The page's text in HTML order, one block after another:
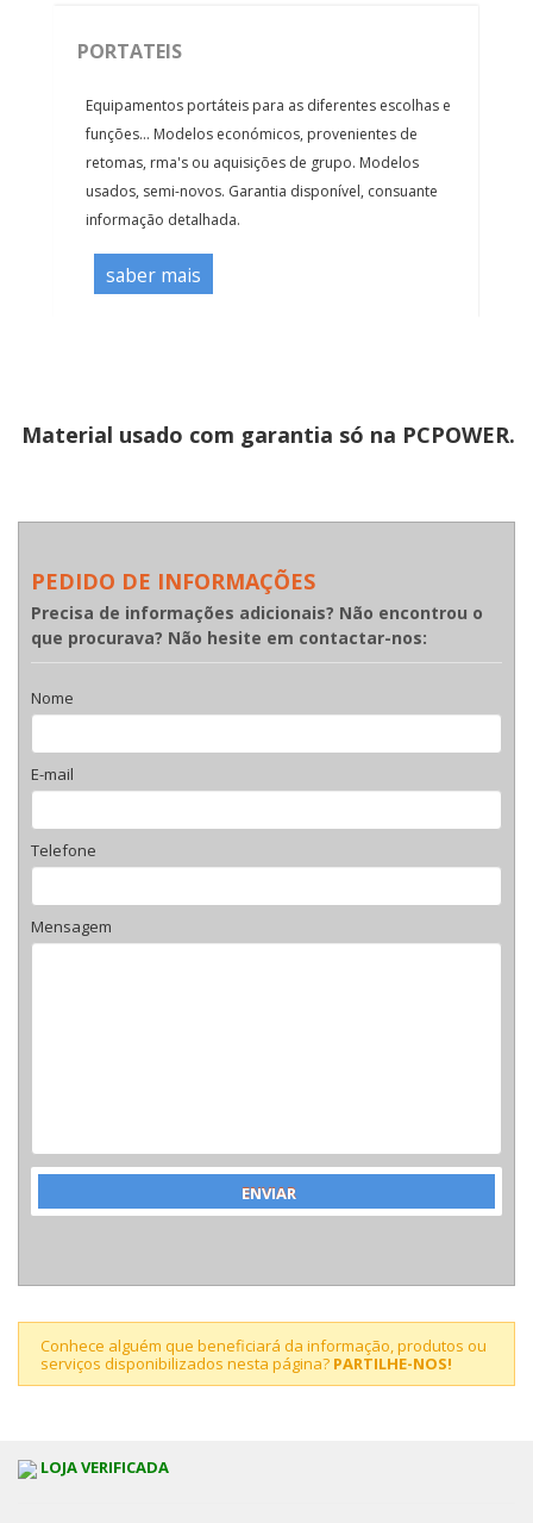
PORTATEIS
Equipamentos portáteis para as diferentes escolhas e
funções... Modelos económicos, provenientes de
retomas, rma's ou aquisições de grupo. Modelos
usados, semi-novos. Garantia disponível, consuante
informação detalhada.
saber mais
Material usado com garantia só na PCPOWER.
PEDIDO DE INFORMAÇÕES
Precisa de informações adicionais? Não encontrou o
que procurava? Não hesite em contactar-nos:
Nome
E-mail
Telefone
Mensagem
Conhece alguém que beneficiará da informação, produtos ou
serviços disponibilizados nesta página? PARTILHE-NOS!
LOJA VERIFICADA